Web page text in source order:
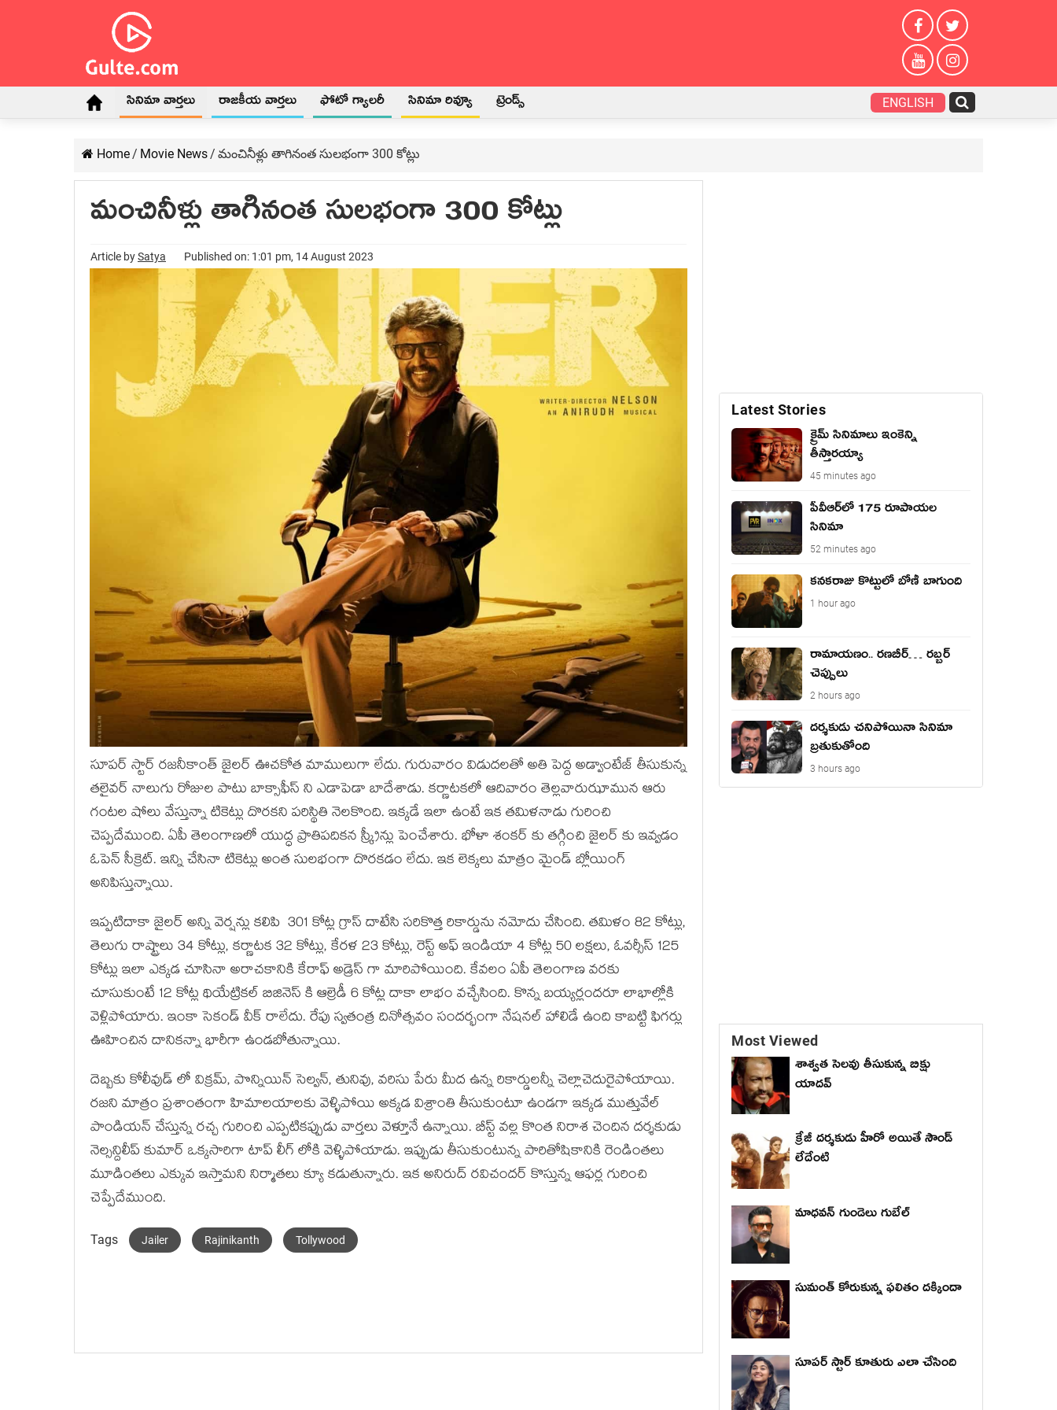
సినిమా వార్తలు రాజకీయ వార్తలు ఫోటో గ్యాలరీ సినిమా రివ్యూ ట్రెండ్స్ ENGLISH
Home/ Movie News/ మంచినీళ్లు తాగినంత సులభంగా 300 కోట్లు
మంచినీళ్లు తాగినంత సులభంగా 300 కోట్లు
Article bySatya Published on: 1:01 pm, 14 August 2023
సూపర్ స్టార్ రజనీకాంత్ జైలర్ ఊచకోత మాములుగా లేదు. గురువారం విడుదలతో అతి పెద్ద అడ్వాంటేజ్ తీసుకున్న
తలైవర్ నాలుగు రోజుల పాటు బాక్సాఫీస్ ని ఎడాపెడా బాదేశాడు. కర్ణాటకలో ఆదివారం తెల్లవారుఝామున ఆరు
గంటల షోలు వేస్తున్నా టికెట్లు దొరకని పరిస్థితి నెలకొంది. ఇక్కడే ఇలా ఉంటే ఇక తమిళనాడు గురించి
చెప్పదేముంది. ఏపీ తెలంగాణలో యుద్ధ ప్రాతిపదికన స్క్రీన్లు పెంచేశారు. భోళా శంకర్ కు తగ్గించి జైలర్ కు ఇవ్వడం
ఓపెన్ సీక్రెట్. ఇన్ని చేసినా టికెట్లు అంత సులభంగా దొరకడం లేదు. ఇక లెక్కలు మాత్రం మైండ్ బ్లోయింగ్
అనిపిస్తున్నాయి.
ఇప్పటిదాకా జైలర్ అన్ని వెర్షన్లు కలిపి 301 కోట్ల గ్రాస్ దాటేసి సరికొత్త రికార్డును నమోదు చేసింది. తమిళం 82 కోట్లు,
తెలుగు రాష్ట్రాలు 34 కోట్లు, కర్ణాటక 32 కోట్లు, కేరళ 23 కోట్లు, రెస్ట్ అఫ్ ఇండియా 4 కోట్ల 50 లక్షలు, ఓవర్సీస్ 125
కోట్లు ఇలా ఎక్కడ చూసినా అరాచకానికి కేరాఫ్ అడ్రెస్ గా మారిపోయింది. కేవలం ఏపీ తెలంగాణ వరకు
చూసుకుంటే 12 కోట్ల థియేట్రికల్ బిజినెస్ కి ఆల్రెడీ 6 కోట్ల దాకా లాభం వచ్చేసింది. కొన్న బయ్యర్లందరూ లాభాల్లోకి
వెళ్లిపోయారు. ఇంకా సెకండ్ వీక్ రాలేదు. రేపు స్వతంత్ర దినోత్సవం సందర్భంగా నేషనల్ హాలిడే ఉంది కాబట్టి ఫిగర్లు
ఊహించిన దానికన్నా భారీగా ఉండబోతున్నాయి.
దెబ్బకు కోలీవుడ్ లో విక్రమ్, పొన్నియిన్ సెల్వన్, తునివు, వరిసు పేరు మీద ఉన్న రికార్డులన్నీ చెల్లాచెదురైపోయాయి.
రజని మాత్రం ప్రశాంతంగా హిమాలయాలకు వెళ్ళిపోయి అక్కడ విశ్రాంతి తీసుకుంటూ ఉండగా ఇక్కడ ముత్తువేల్
పాండియన్ చేస్తున్న రచ్చ గురించి ఎప్పటికప్పుడు వార్తలు వెళ్తూనే ఉన్నాయి. బీస్ట్ వల్ల కొంత నిరాశ చెందిన దర్శకుడు
నెల్సన్దిలీప్ కుమార్ ఒక్కసారిగా టాప్ లీగ్ లోకి వెళ్ళిపోయాడు. ఇప్పుడు తీసుకుంటున్న పారితోషికానికి రెండింతలు
మూడింతలు ఎక్కువ ఇస్తామని నిర్మాతలు క్యూ కడుతున్నారు. ఇక అనిరుద్ రవిచందర్ కొస్తున్న ఆఫర్ల గురించి
చెప్పేదేముంది.
Tags Jailer Rajinikanth Tollywood
Latest Stories
క్రైమ్ సినిమాలు ఇంకెన్ని
తీస్తారయ్యా
45 minutes ago
పీవీఆర్‌లో 175 రూపాయల
సినిమా
52 minutes ago
కనకరాజు కొట్టులో బోణీ బాగుంది
1 hour ago
రామాయ‌ణం.. ర‌ణ‌బీర్… ర‌బ్బ‌ర్
చెప్పులు
2 hours ago
దర్శకుడు చనిపోయినా సినిమా
బ్రతుకుతోంది
3 hours ago
Most Viewed
శాశ్వత సెలవు తీసుకున్న బిక్షు
యాదవ్
క్రేజీ దర్శకుడు హీరో అయితే సౌండ్
లేదేంటి
మాధ‌వ‌న్ గుండెలు గుబేల్‌
సుమంత్ కోరుకున్న ఫలితం దక్కిందా
సూపర్ స్టార్ కూతురు ఎలా చేసింది